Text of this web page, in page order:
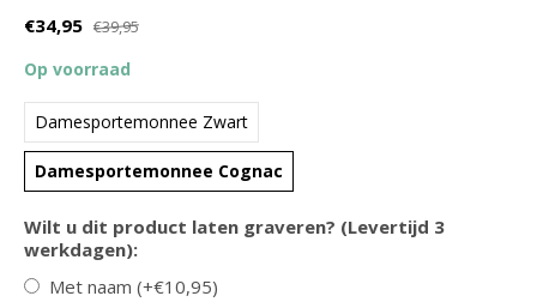
Leren laptopbag
/damestas Doris | in
twee kleuren
€129,95
ritssluiting
€34,95 €39,95
Op voorraad
Damesportemonnee Zwart
Damesportemonnee Cognac
Wilt u dit product laten graveren? (Levertijd 3
werkdagen):
Met naam (+€10,95)